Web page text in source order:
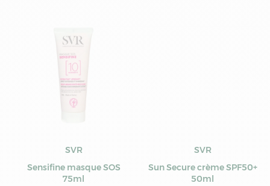
SVR
Sensifine masque SOS
75ml
SVR
Sun Secure crème SPF50+
50ml